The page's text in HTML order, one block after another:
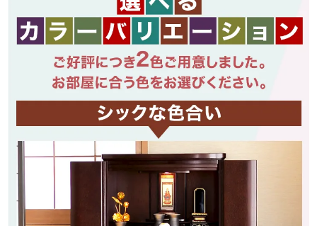
取り外せる
ご本尊様をご安置する本尊台と須弥壇は、
取り外せる仕様となっており
お手持ちの掛け軸や仏像もしくは写真をなどの
サイズが大きいものでも対応することができます。
さらにお仏壇の顔とも言える欄間部分はデザイン性を高め、
立体加工を施しお仏壇をモダンに魅せています。